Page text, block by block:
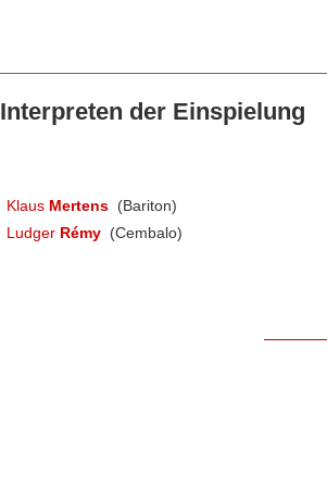
Interpreten der Einspielung
Klaus Mertens (Bariton)
Ludger Rémy (Cembalo)